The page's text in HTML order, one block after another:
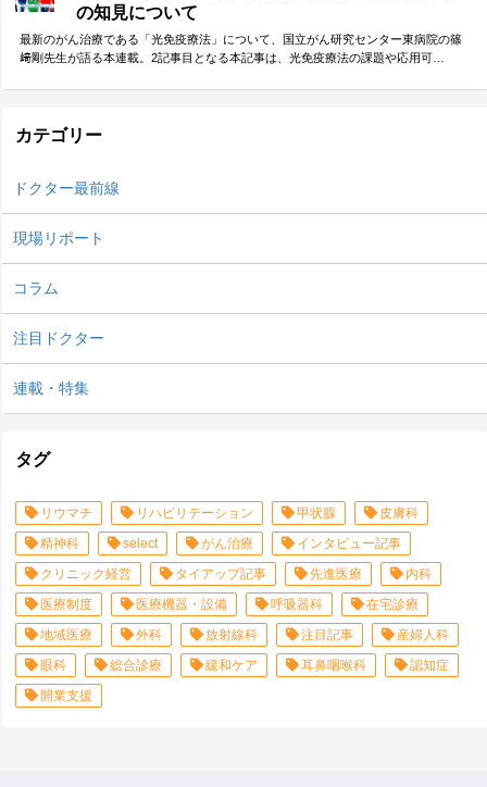
の知見について
最新のがん治療である「光免疫療法」について、国立がん研究センター東病院の篠
﨑剛先生が語る本連載。2記事目となる本記事は、光免疫療法の課題や応用可…
カテゴリー
ドクター最前線
現場リポート
コラム
注目ドクター
連載・特集
タグ
リウマチ リハビリテーション 甲状腺
皮膚科
精神科
select がん治療
インタビュー記事
クリニック経営
タイアップ記事 先進医療
内科
医療制度
医療機器・設備 呼吸器科
在宅診療
地域医療
外科 放射線科 注目記事
産婦人科
眼科
総合診療 緩和ケア 耳鼻咽喉科
認知症
開業支援